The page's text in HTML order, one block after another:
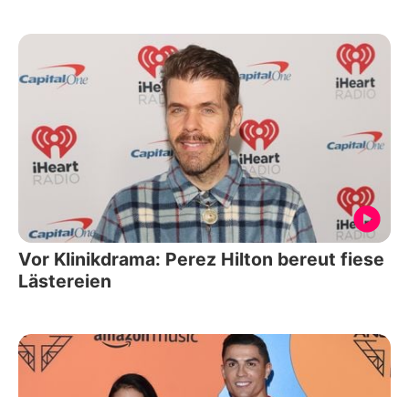
Vor Klinikdrama: Perez Hilton bereut fiese
Lästereien